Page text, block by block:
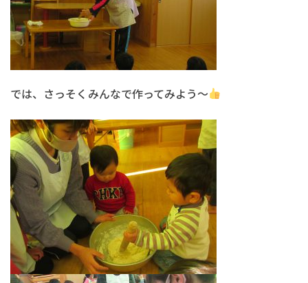
では、さっそくみんなで作ってみよう～